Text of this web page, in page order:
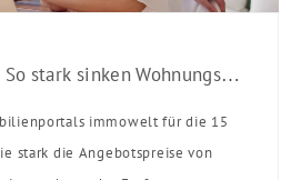
Pendeln lohnt sich: So stark sinken Wohnungspreise im Umland
immowelt für die 15
stark die Angebotspreise von